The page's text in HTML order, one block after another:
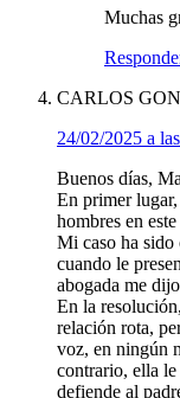
Muchas
CARLOS
24/02/2025 a
Buenos días,
En primer
hombres en
Mi caso ha sido
cuando le
abogada me
En la
relación rota,
voz, en ningún
contrario, ella
defiende al